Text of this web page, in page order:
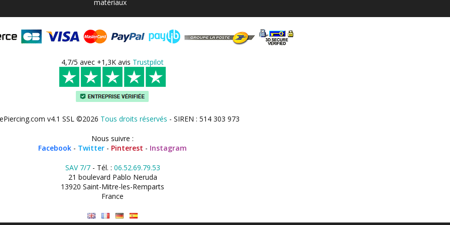
matériaux
4,7/5 avec +1,3K avis Trustpilot
v4.1 SSL ©2026 Tous droits réservés - SIREN : 514 303 973
Nous suivre :
Facebook - Twitter - Pinterest - Instagram
SAV 7/7- Tél. : 06.52.69.79.53
21 boulevard Pablo Neruda
13920 Saint-Mitre-les-Remparts
France